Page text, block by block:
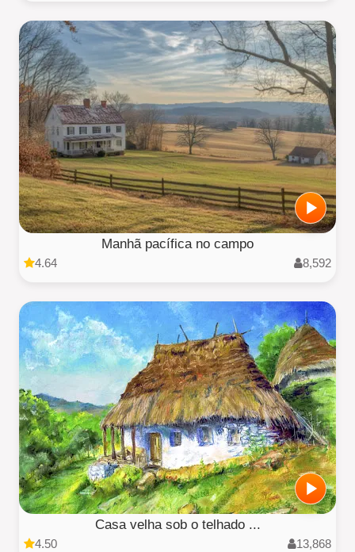
Manhã pacífica no campo
4.64 8,592
Casa velha sob o telhado ...
4.50 13,868